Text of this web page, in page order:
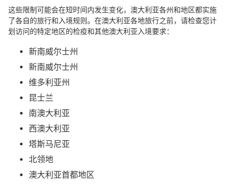
这些限制可能会在短时间内发生变化，澳大利亚各州和地区都实施
了各自的旅行和入境规则。在澳大利亚各地旅行之前，请检查您计
划访问的特定地区的检疫和其他澳大利亚入境要求：
新南威尔士州
新南威尔士州
维多利亚州
昆士兰
南澳大利亚
西澳大利亚
塔斯马尼亚
北领地
澳大利亚首都地区